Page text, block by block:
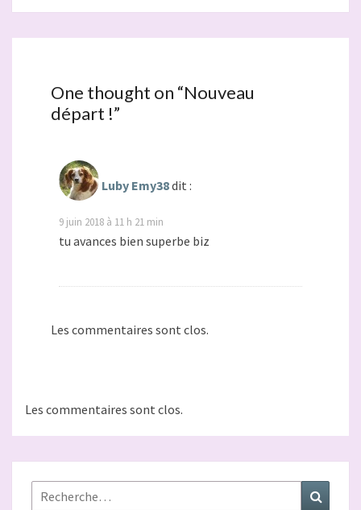
One thought on “Nouveau
départ !”
Luby Emy38dit :
9 juin 2018 à 11 h 21 min
tu avances bien superbe biz
Les commentaires sont clos.
Les commentaires sont clos.
Rechercher :